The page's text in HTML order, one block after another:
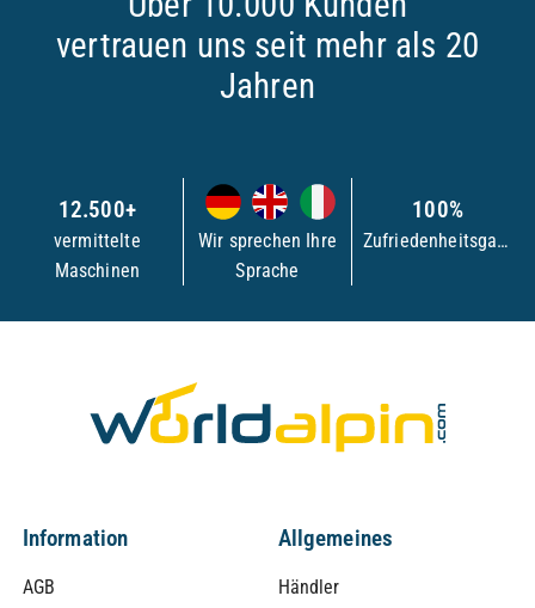
vertrauen uns seit mehr als 20
Jahren
12.500+
vermittelte
Maschinen
Wir sprechen Ihre
Sprache
100%
Zufriedenheitsgarantie
Information
AGB
Allgemeines
Händler